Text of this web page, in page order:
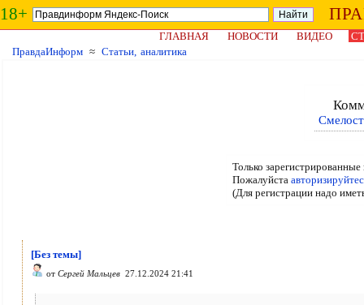
18+
ГЛАВНАЯ НОВОСТИ ВИДЕО
ПравдаИнформ ≈ Статьи, аналитика
Только
Пожалуйста
(Для регистрации надо
[Без темы]
от Сергей Мальцев 27.12.2024 21:41